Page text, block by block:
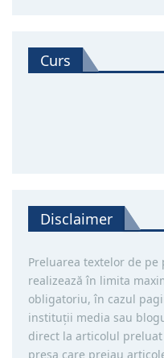
Curs
Disclaimer
Preluarea textelor de pe
realizează în limita
obligatoriu, în cazul
instituţii media sau
direct la articolul
presa care preiau